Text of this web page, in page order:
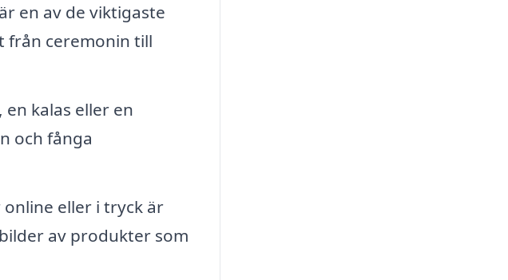
en av de viktigaste
från ceremonin till
kalas eller en
och fånga
eller i tryck är
av produkter som